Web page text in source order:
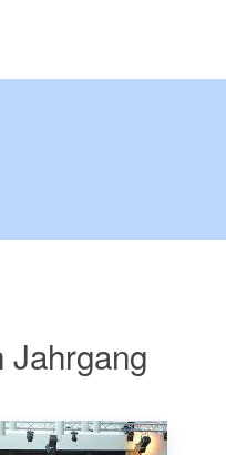
Jahrgang